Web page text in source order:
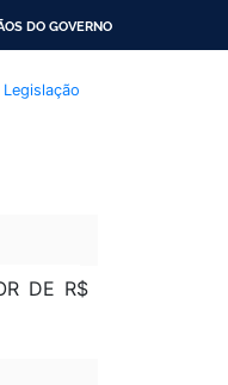
DO GOVERNO
DE R$